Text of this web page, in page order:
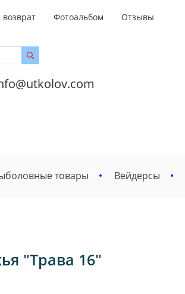
Фотоальбом
Отзывы
товары Вейдерсы
"Трава 16"